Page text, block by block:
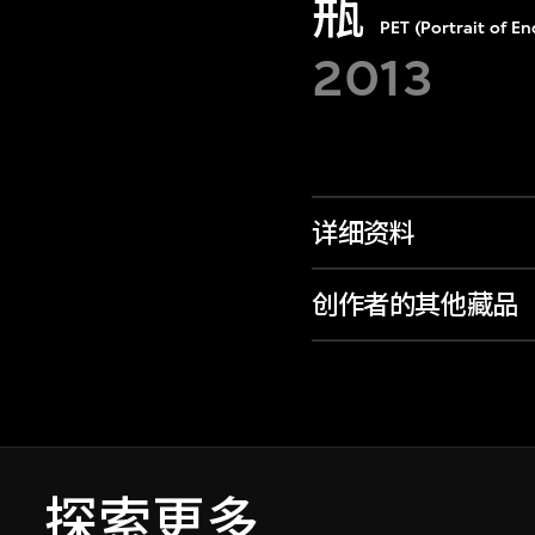
瓶
PET (Portrait of
2013
详细资料
创作者的其他藏品